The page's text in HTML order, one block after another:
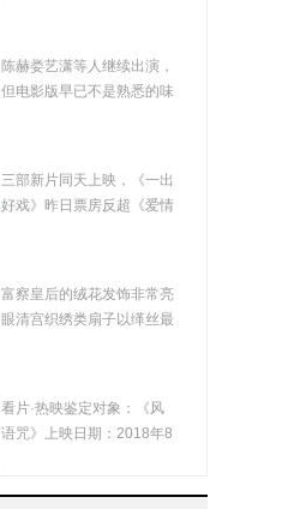
成"欺诈片" 凭口碑赚钱
陈赫娄艺潇等人继续出演，
但电影版早已不是熟悉的味
公寓" 观众批"挂羊头卖
三部新片同天上映，《一出
好戏》昨日票房反超《爱情
的"秘密" 透过热播剧感
富察皇后的绒花发饰非常亮
眼清宫织绣类扇子以缂丝最
瑜互见 值得鼓励
看片·热映鉴定对象：《风
语咒》上映日期：2018年8